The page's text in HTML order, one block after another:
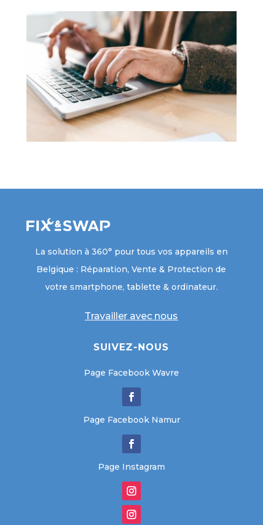
La solution à 360° pour tous vos appareils en
Belgique : Réparation, Vente & Protection de
votre smartphone, tablette & ordinateur.
Travailler avec nous
SUIVEZ-NOUS
Page Facebook Wavre
Page Facebook Namur
Page Instagram